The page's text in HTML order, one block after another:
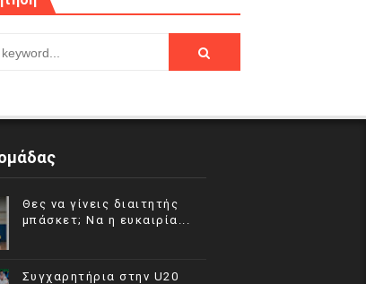
Θες να γίνεις διαιτητής
μπάσκετ; Να η ευκαιρία...
Συγχαρητήρια στην U20